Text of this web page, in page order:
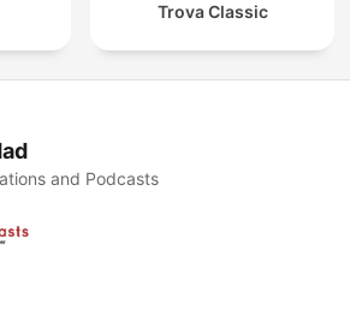
Trova Classic
and Podcasts